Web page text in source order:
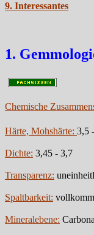
9. Interessantes
1.
Chemische
Härte, Mohshärte: 3,5
Dichte: 3,45 - 3,7
Transparenz:
Spaltbarkeit:
Mineralebene: